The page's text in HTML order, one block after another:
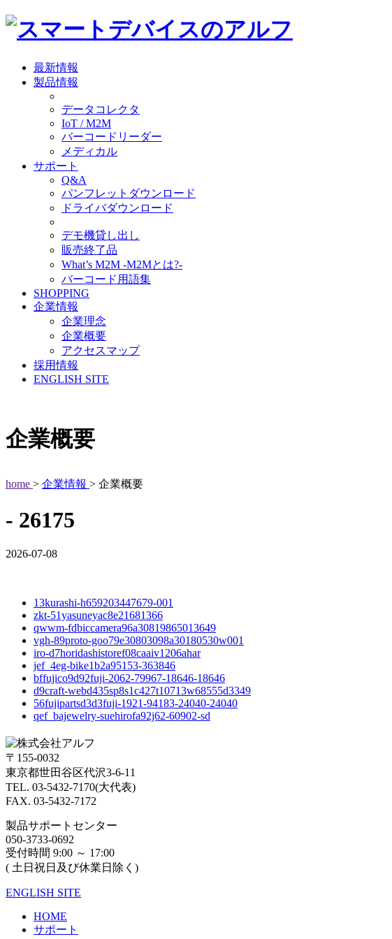
最新情報
製品情報
データコレクタ
IoT / M2M
バーコードリーダー
メディカル
サポート
Q&A
パンフレットダウンロード
ドライバダウンロード
デモ機貸し出し
販売終了品
What’s M2M -M2Mとは?-
バーコード用語集
SHOPPING
企業情報
企業理念
企業概要
アクセスマップ
採用情報
ENGLISH SITE
企業概要
home > 企業情報 > 企業概要
- 26175
2026-07-08
13kurashi-h659203447679-001
zkt-51yasuneyac8e21681366
qwwm-fdbiccamera96a30819865013649
vgh-89proto-goo79e30803098a30180530w001
iro-d7horidashistoref08caaiv1206ahar
jef_4eg-bike1b2a95153-363846
bffujico9d92fuji-2062-79967-18646-18646
d9craft-webd435sp8s1c427t10713w68555d3349
56fujipartsd3d3fuji-1921-94183-24040-24040
qef_bajewelry-suehirofa92j62-60902-sd
〒155-0032
東京都世田谷区代沢3-6-11
TEL. 03-5432-7170(大代表)
FAX. 03-5432-7172
製品サポートセンター
050-3733-0692
受付時間 9:00 ～ 17:00
( 土日祝日及び休業日除く)
ENGLISH SITE
HOME
サポート